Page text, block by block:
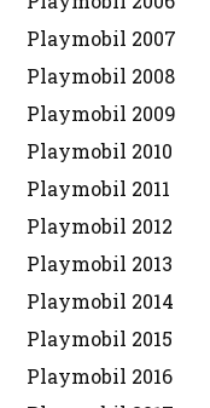
Playmobil 2007
Playmobil 2008
Playmobil 2009
Playmobil 2010
Playmobil 2011
Playmobil 2012
Playmobil 2013
Playmobil 2014
Playmobil 2015
Playmobil 2016